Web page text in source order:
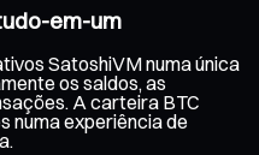
em-um
SatoshiVM numa única
os saldos, as
A carteira BTC
numa experiência de